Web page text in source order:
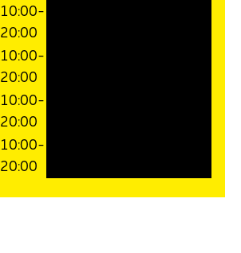
10:00-
20:00
10:00-
20:00
10:00-
20:00
10:00-
20:00